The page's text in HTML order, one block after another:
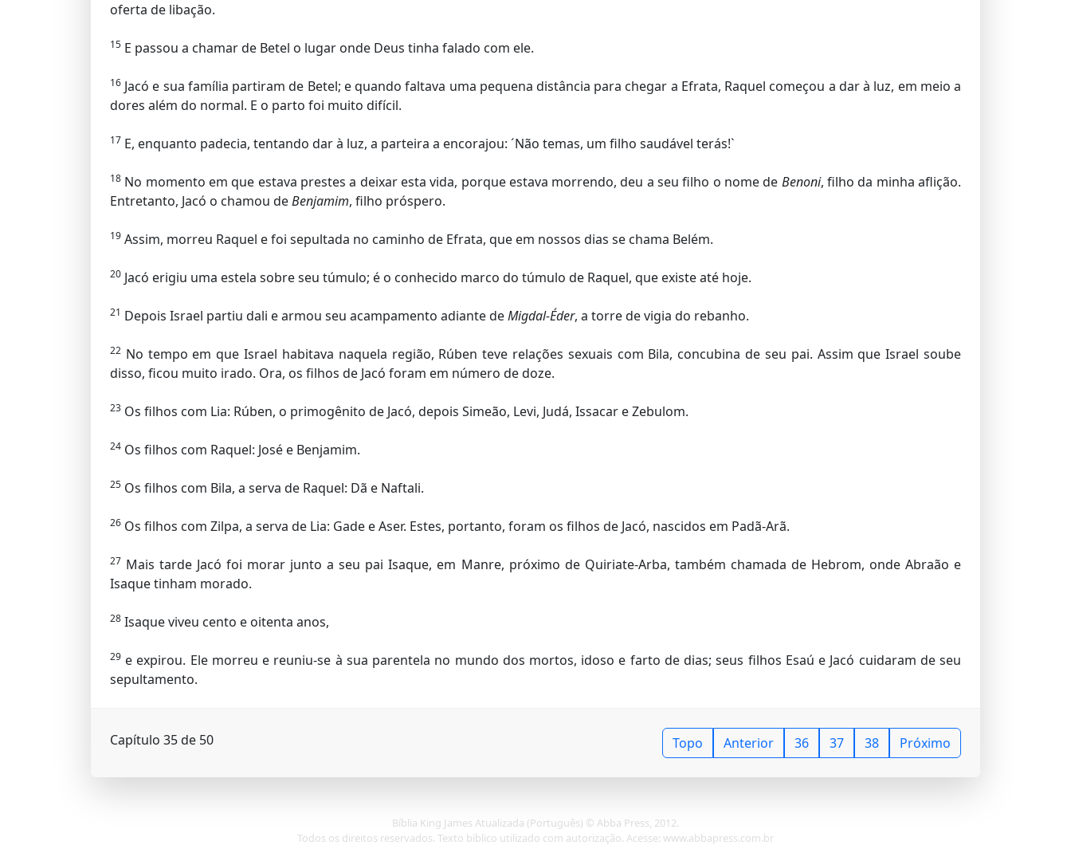
oferta de libação.
15 E passou a chamar de Betel o lugar onde Deus tinha falado com ele.
16 Jacó e sua família partiram de Betel; e quando faltava uma pequena distância para chegar a Efrata, Raquel começou a dar à luz, em meio a
dores além do normal. E o parto foi muito difícil.
17 E, enquanto padecia, tentando dar à luz, a parteira a encorajou: ´Não temas, um filho saudável terás!`
18 No momento em que estava prestes a deixar esta vida, porque estava morrendo, deu a seu filho o nome de Benoni, filho da minha aflição.
Entretanto, Jacó o chamou deBenjamim, filho próspero.
19 Assim, morreu Raquel e foi sepultada no caminho de Efrata, que em nossos dias se chama Belém.
20 Jacó erigiu uma estela sobre seu túmulo; é o conhecido marco do túmulo de Raquel, que existe até hoje.
21 Depois Israel partiu dali e armou seu acampamento adiante deMigdal-Éder, a torre de vigia do rebanho.
22 No tempo em que Israel habitava naquela região, Rúben teve relações sexuais com Bila, concubina de seu pai. Assim que Israel soube
disso, ficou muito irado. Ora, os filhos de Jacó foram em número de doze.
23 Os filhos com Lia: Rúben, o primogênito de Jacó, depois Simeão, Levi, Judá, Issacar e Zebulom.
24 Os filhos com Raquel: José e Benjamim.
25 Os filhos com Bila, a serva de Raquel: Dã e Naftali.
26 Os filhos com Zilpa, a serva de Lia: Gade e Aser. Estes, portanto, foram os filhos de Jacó, nascidos em Padã-Arã.
27 Mais tarde Jacó foi morar junto a seu pai Isaque, em Manre, próximo de Quiriate-Arba, também chamada de Hebrom, onde Abraão e
Isaque tinham morado.
28 Isaque viveu cento e oitenta anos,
29 e expirou. Ele morreu e reuniu-se à sua parentela no mundo dos mortos, idoso e farto de dias; seus filhos Esaú e Jacó cuidaram de seu
sepultamento.
Capítulo 35 de 50 Topo Anterior 36 37 38 Próximo
Bíblia King James Atualizada (Português) © Abba Press, 2012.
Todos os direitos reservados. Texto bíblico utilizado com autorização. Acesse: www.abbapress.com.br